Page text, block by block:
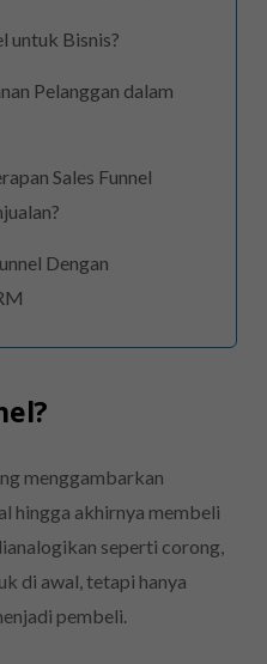
untuk Bisnis?
Pelanggan dalam
Sales Funnel
Dengan
menggambarkan
hingga akhirnya membeli
seperti corong,
di awal, tetapi hanya
pembeli.